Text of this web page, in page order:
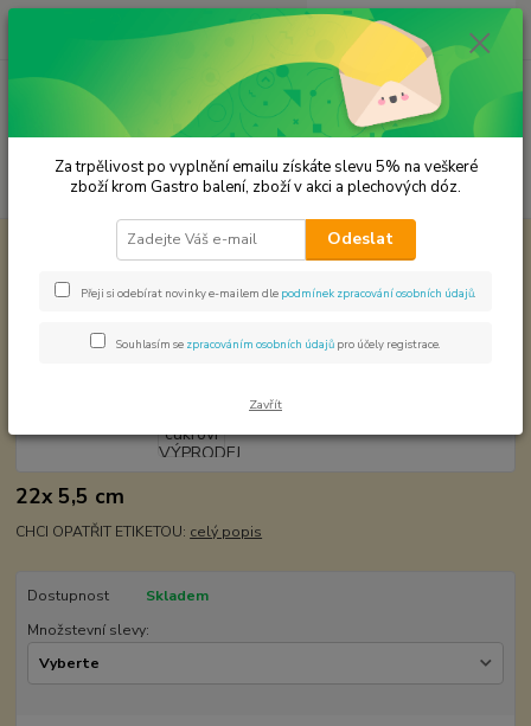
Menu
Hledat
ks
za 0,00 Kč
Plechové dózy - kořenky Dóza na cukroví VÝPRODEJ
Dóza na cukroví VÝPRODEJ
22x 5,5 cm
CHCI OPATŘIT ETIKETOU: celý popis
Dostupnost
Skladem
Množstevní slevy:
Za trpělivost po vyplnění emailu získáte slevu 5% na veškeré
zboží krom Gastro balení, zboží v akci a plechových dóz.
Odeslat
Přeji si odebírat novinky e-mailem dle podmínek zpracování osobních údajů
Souhlasím se zpracováním osobních údajů pro účely registrace.
Zavřít